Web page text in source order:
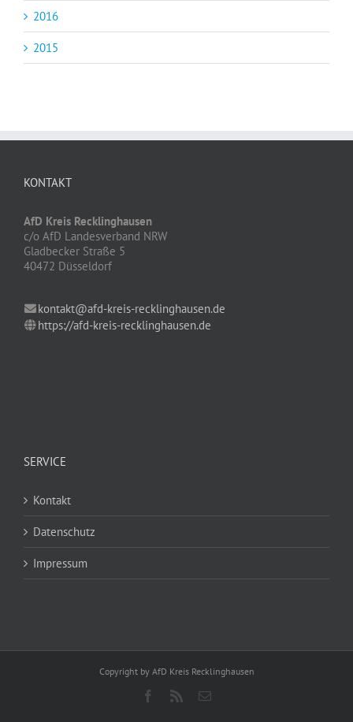
2016
2015
KONTAKT
AfD Kreis Recklinghausen
c/o AfD Landesverband NRW
Gladbecker Straße 5
40472 Düsseldorf
kontakt@afd-kreis-recklinghausen.de
https://afd-kreis-recklinghausen.de
SERVICE
Kontakt
Datenschutz
Impressum
Copyright by AfD Kreis Recklinghausen
Facebook
Rss
E-